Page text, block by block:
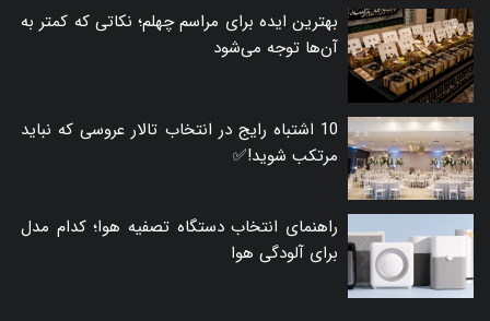
بهترین ایده برای مراسم چهلم؛ نکاتی که کمتر به
آن‌ها توجه می‌شود
10 اشتباه رایج در انتخاب تالار عروسی که نباید
مرتکب شوید!✅
راهنمای انتخاب دستگاه تصفیه هوا؛ کدام مدل
برای آلودگی هوا